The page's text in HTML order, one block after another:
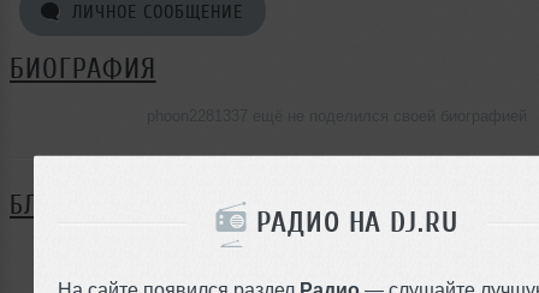
РАДИО НА DJ.RU
На сайте появился раздел Радио — слушайте
ЛИЧНОЕ СООБЩЕНИЕ
БИОГРАФИЯ
БЛОГ